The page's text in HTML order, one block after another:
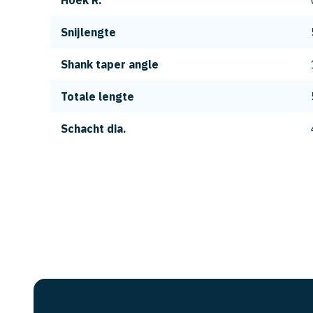
Snijlengte
Shank taper angle
Totale lengte
Schacht dia.